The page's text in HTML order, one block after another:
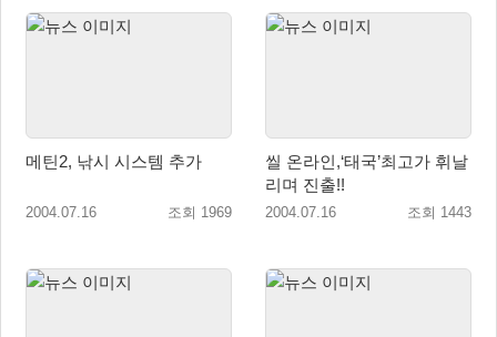
메틴2, 낚시 시스템 추가
2004.07.16 조회 1969
씰 온라인,‘태국’최고가 휘날
리며 진출!!
2004.07.16 조회 1443